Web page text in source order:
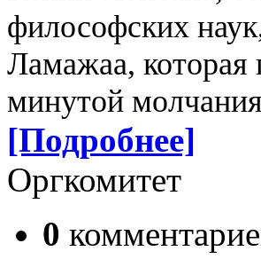
философских
Ламажаа, которая
минутой
[Подробнее]
Оргкомитет
0